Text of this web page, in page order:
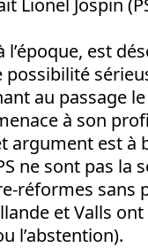
est
au passage
à son
argument est à
ne sont pas la
réformes sans
et Valls
l’abstention).